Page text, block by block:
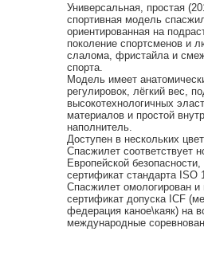
Универсальная, простая
спортивная модель
ориентированная на
поколение спортсменов и
слалома, фристайла и
спорта.
Модель имеет
регулировок, лёгкий вес,
высокотехнологичных
материалов и простой
наполнитель.
Доступен в нескольких
Спасжилет соответствует
Европейской
сертификат стандарта ISO
Спасжилет омологирован и
сертификат допуска ICF
федерация каное\каяк) на
международные